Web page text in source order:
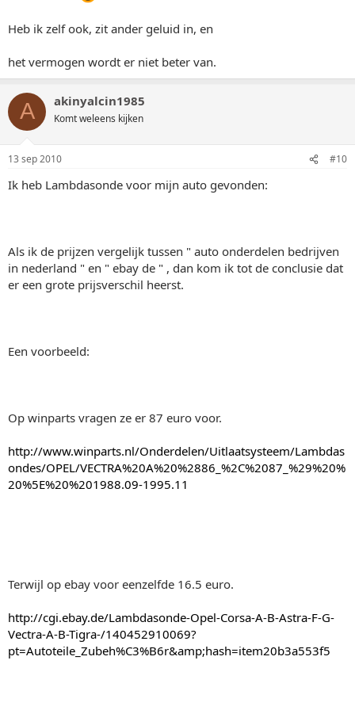
Heb ik zelf ook, zit ander geluid in, en
het vermogen wordt er niet beter van.
A akinyalcin1985
Komt weleens kijken
13 sep 2010 #10
Ik heb Lambdasonde voor mijn auto gevonden:
Als ik de prijzen vergelijk tussen " auto onderdelen bedrijven
in nederland " en " ebay de " , dan kom ik tot de conclusie dat
er een grote prijsverschil heerst.
Een voorbeeld:
Op winparts vragen ze er 87 euro voor.
http://www.winparts.nl/Onderdelen/Uitlaatsysteem/Lambdas
ondes/OPEL/VECTRA%20A%20%2886_%2C%2087_%29%20%
20%5E%20%201988.09-1995.11
Terwijl op ebay voor eenzelfde 16.5 euro.
http://cgi.ebay.de/Lambdasonde-Opel-Corsa-A-B-Astra-F-G-
Vectra-A-B-Tigra-/140452910069?
pt=Autoteile_Zubeh%C3%B6r&amp;hash=item20b3a553f5